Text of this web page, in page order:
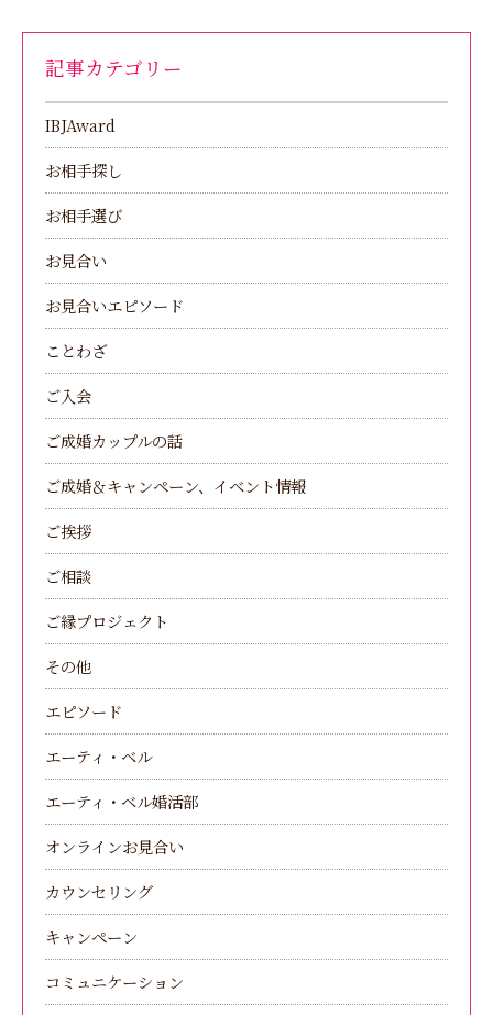
記事カテゴリー
IBJAward
お相手探し
お相手選び
お見合い
お見合いエピソード
ことわざ
ご入会
ご成婚カップルの話
ご成婚＆キャンペーン、イベント情報
ご挨拶
ご相談
ご縁プロジェクト
その他
エピソード
エーティ・ベル
エーティ・ベル婚活部
オンラインお見合い
カウンセリング
キャンペーン
コミュニケーション